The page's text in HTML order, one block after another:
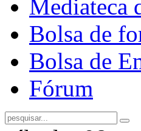
Mediateca
Bolsa de
Bolsa de
Fórum